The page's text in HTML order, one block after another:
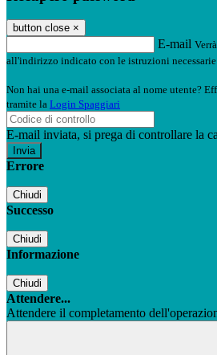
button close ×
E-mail
all'indirizzo indicato con le istruzioni
Non hai una e-mail associata al nome utente?
tramite la Login Spaggiari
E-mail inviata, si prega di controllare la
Errore
Chiudi
Successo
Chiudi
Informazione
Chiudi
Attendere...
Attendere il completamento